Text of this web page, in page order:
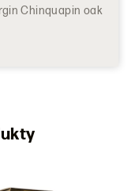
Chinquapin oak